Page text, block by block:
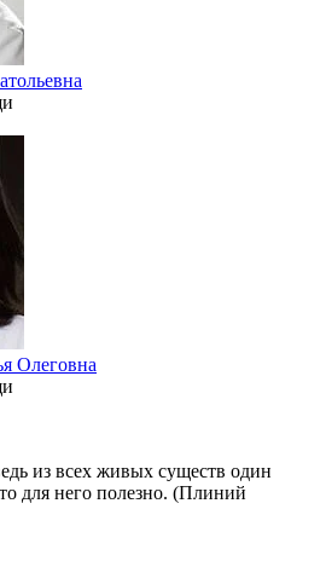
Олеговна
из всех живых существ один
для него полезно. (Плиний